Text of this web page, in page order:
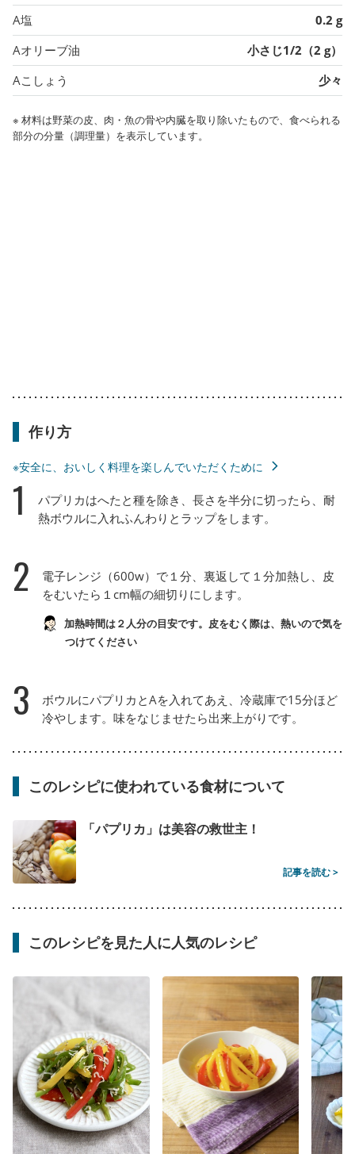
A塩
0.2 g
Aオリーブ油
小さじ1/2（2 g）
Aこしょう
少々
※ 材料は野菜の皮、肉・魚の骨や内臓を取り除いたもので、食べられる
部分の分量（調理量）を表示しています。
作り方
※安全に、おいしく料理を楽しんでいただくために
1
パプリカはへたと種を除き、長さを半分に切ったら、耐
熱ボウルに入れふんわりとラップをします。
2
電子レンジ（600w）で１分、裏返して１分加熱し、皮
をむいたら１cm幅の細切りにします。
加熱時間は２人分の目安です。皮をむく際は、熱いので気を
つけてください
3
ボウルにパプリカとAを入れてあえ、冷蔵庫で15分ほど
冷やします。味をなじませたら出来上がりです。
このレシピに使われている食材について
「パプリカ」は美容の救世主！
記事を読む >
このレシピを見た人に人気のレシピ